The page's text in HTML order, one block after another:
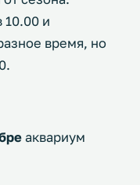
10.00 и
время, но
аквариум